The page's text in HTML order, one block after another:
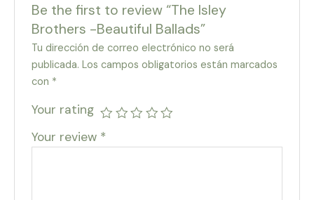
Be the first to review “The Isley
Brothers -Beautiful Ballads”
Tu dirección de correo electrónico no será
publicada. Los campos obligatorios están marcados
con *
Your rating
Your review *